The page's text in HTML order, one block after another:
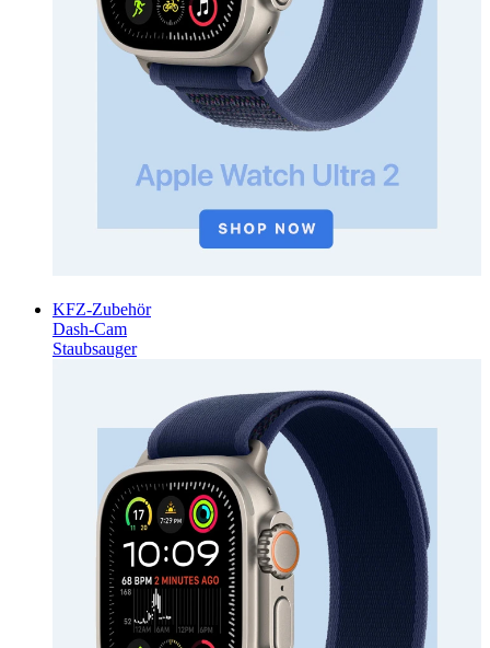
KFZ-Zubehör
Dash-Cam
Staubsauger